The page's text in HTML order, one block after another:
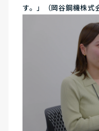
す。」（岡谷鋼機株式